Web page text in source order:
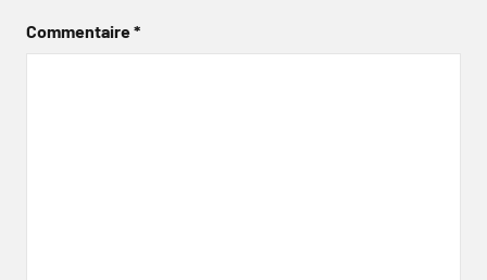
Commentaire*